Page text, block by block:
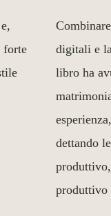
forte
digitali e
libro ha
dettando
produttivo